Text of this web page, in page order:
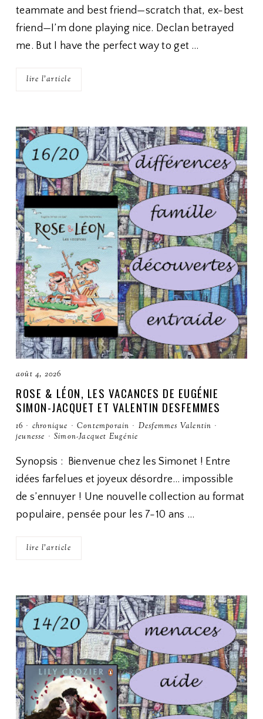
teammate and best friend—scratch that, ex-best
friend—I’m done playing nice. Declan betrayed
me. But I have the perfect way to get …
lire l'article
août 4, 2026
ROSE & LÉON, LES VACANCES DE EUGÉNIE
SIMON-JACQUET ET VALENTIN DESFEMMES
16 · chronique · Contemporain · Desfemmes Valentin ·
jeunesse · Simon-Jacquet Eugénie
Synopsis : Bienvenue chez les Simonet ! Entre
idées farfelues et joyeux désordre… impossible
de s’ennuyer ! Une nouvelle collection au format
populaire, pensée pour les 7-10 ans …
lire l'article